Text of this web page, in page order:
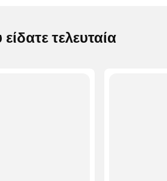
τελευταία